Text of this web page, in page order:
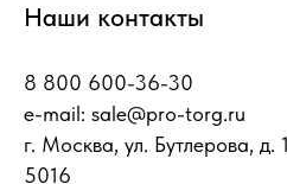
Наши контакты
8 800 600-36-30
e-mail: sale@pro-torg.ru
г. Москва, ул. Бутлерова, д.
5016